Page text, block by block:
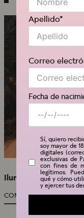
Ilumina tu estilo
COMPRAR PANDORA
Apellido*
Correo
Fecha de
Sí, quiero
soy mayor de
digitales
exclusivas de
con fines de
legítimos.
qué y cómo
y ejercer tus